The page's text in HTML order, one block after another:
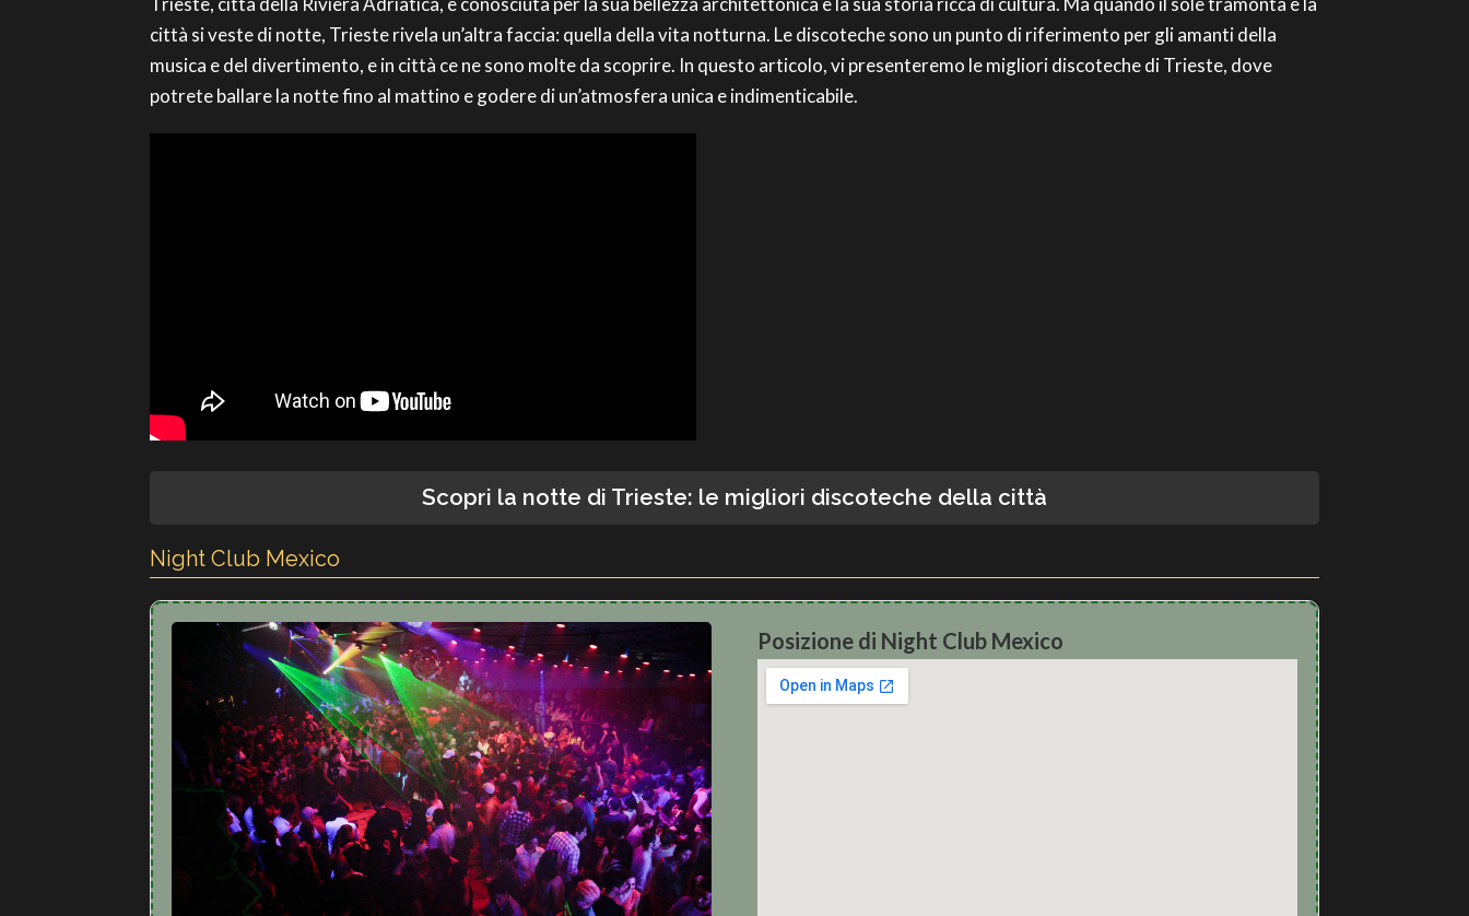
città si veste di notte, Trieste rivela un’altra faccia: quella della vita notturna. Le discoteche sono un punto di riferimento per gli amanti della
musica e del divertimento, e in città ce ne sono molte da scoprire. In questo articolo, vi presenteremo le migliori discoteche di Trieste, dove
potrete ballare la notte fino al mattino e godere di un’atmosfera unica e indimenticabile.
Scopri la notte di Trieste: le migliori discoteche della città
Night Club Mexico
Posizione di Night Club Mexico